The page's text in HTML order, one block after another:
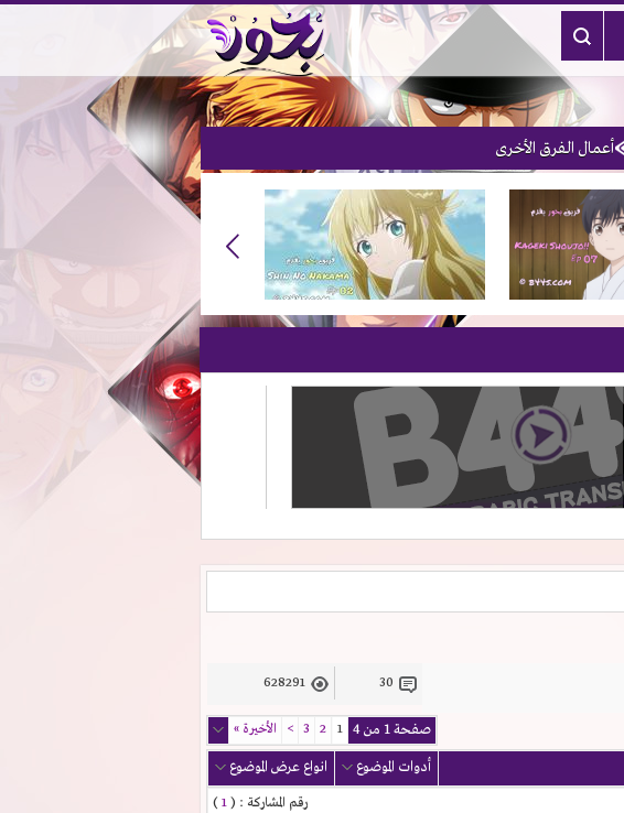
أعمال الفرق الأخرى
30
628291
صفحة 1 من 4 1
2
3
> الأخيرة »
أدوات الموضوع انواع عرض الموضوع
رقم المشاركة : (1
)